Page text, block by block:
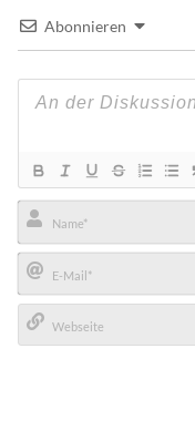
Abonnieren
Name*
E-
Mail*